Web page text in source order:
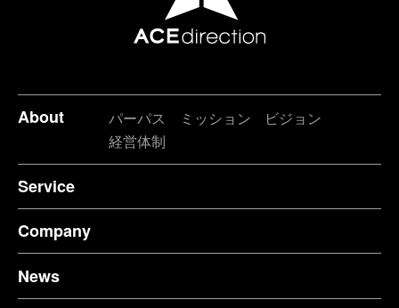
About パーパス ミッション
ビジョン
経営体制
Service
Company
News